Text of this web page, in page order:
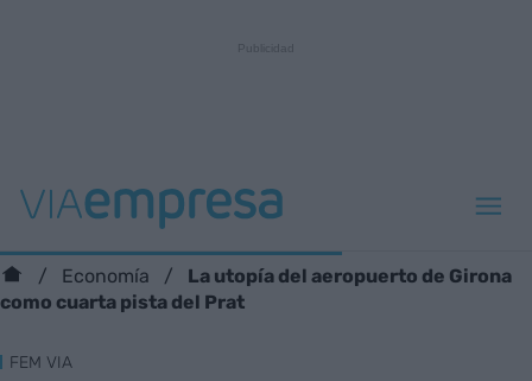
Economía
La utopía del aeropuerto de Girona
como cuarta pista del Prat
FEM VIA